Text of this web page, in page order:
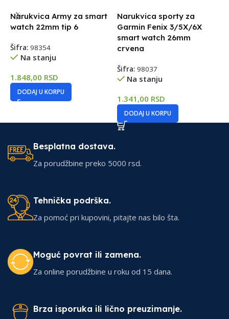
Narukvica Army za smart
watch 22mm tip 6
Šifra: 98354
Na stanju
1.848,00 RSD
DODAJ U KORPU
Narukvica sporty za
Garmin Fenix 3/5X/6X
smart watch 26mm
crvena
Šifra: 98037
Na stanju
1.341,00 RSD
DODAJ U KORPU
Besplatna dostava.
Za porudžbine preko 5000 rsd.
Tehnička podrška.
Za pomoć pri kupovini, pitajte nas bilo šta.
Moguć povrat ili zamena.
Za online porudžbine u roku od 15 dana.
Brza isporuka ili lično preuzimanje.